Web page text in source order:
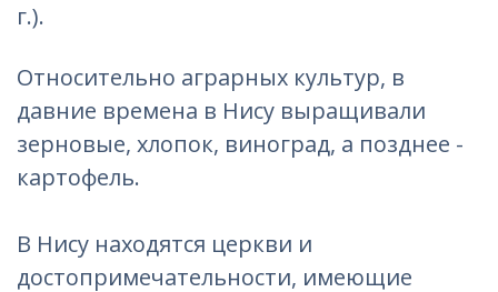
г.).
Относительно аграрных культур, в
давние времена в Нису выращивали
зерновые, хлопок, виноград, а позднее -
картофель.
В Нису находятся церкви и
достопримечательности, имеющие